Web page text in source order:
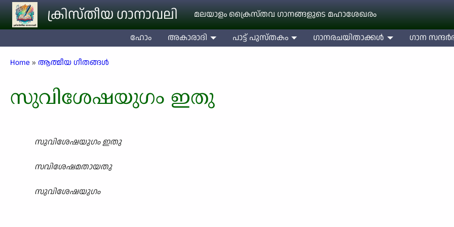
Skip to main contentക്രിസ്തീയ ഗാനാവലി മലയാളം ക്രൈസ്തവ ഗാനങ്ങളുടെ മഹാശേഖരം
ഹോം അകാരാദി പാട്ട് പുസ്തകം ഗാനരചയിതാക്കള്‍ ഗാന
Breadcrumb
Home ആത്മീയ ഗീതങ്ങൾ
സുവിശേഷയുഗം ഇതു
സുവിശേഷയുഗം ഇതു
സവിശേഷമതായതു
സുവിശേഷയുഗം